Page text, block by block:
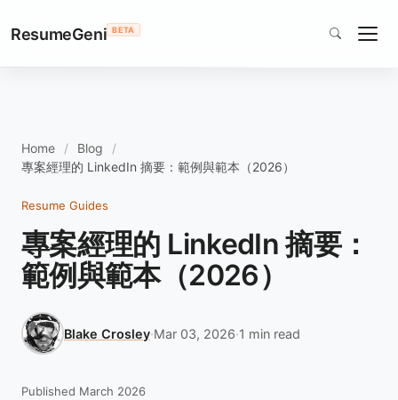
ResumeGeni BETA
Home
Blog
專案經理的 LinkedIn 摘要：範例與範本（2026）
Resume Guides
專案經理的 LinkedIn 摘要：
範例與範本（2026）
Blake Crosley·Mar 03, 2026·1 min read
Published March 2026